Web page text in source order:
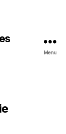
Menu